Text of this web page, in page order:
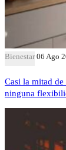
Bienestar 06 Ago
Casi la mitad
ninguna